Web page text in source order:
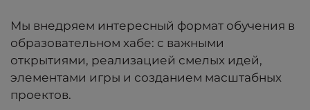
Мы внедряем интересный формат обучения в
образовательном хабе: с важными
открытиями, реализацией смелых идей,
элементами игры и созданием масштабных
проектов.